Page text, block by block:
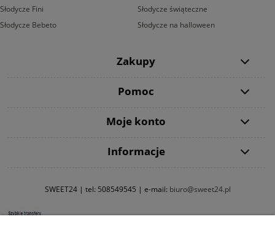
Słodycze Fini
Słodycze Bebeto
Słodycze świąteczne
Słodycze na halloween
Zakupy
Pomoc
Moje konto
Informacje
SWEET24 | tel: 508549545 | e-mail: biuro@sweet24.pl